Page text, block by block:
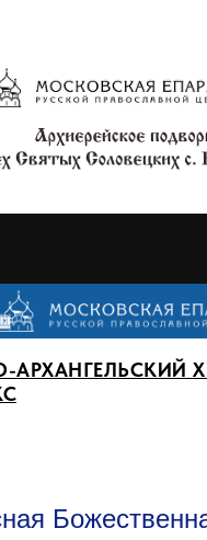
АРХАНГЕЛЬСКИЙ